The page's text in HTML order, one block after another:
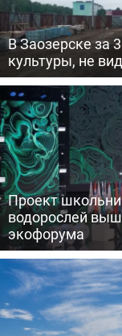
В Заозерске за
культуры, не
Проект
водорослей
экофорума